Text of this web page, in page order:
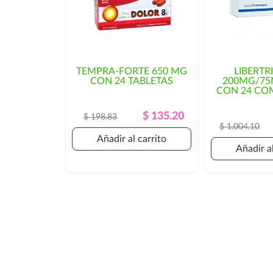
TEMPRA-FORTE 650 MG
CON 24 TABLETAS
Precio
Regular
$ 198.83 Precio
$ 135.20
Añadir al carrito
200MG/
CON 24
$ 1,004.10
Añadir